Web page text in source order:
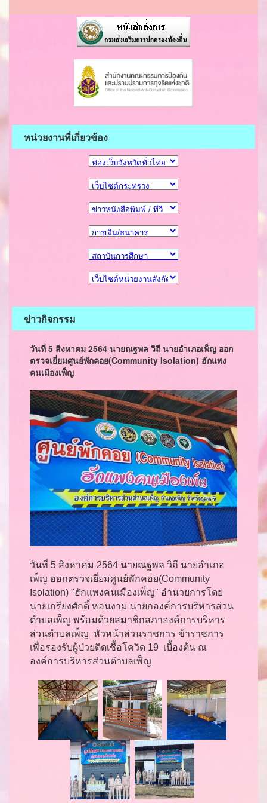
หน่วยงานที่เกี่ยวข้อง
ข่าวกิจกรรม
วันที่ 5 สิงหาคม 2564 นายณฐพล วิถี นายอำเภอเพ็ญ ออก
ตรวจเยี่ยมศูนย์พักคอย(Community Isolation) ฮักแพง
คนเมืองเพ็ญ
วันที่ 5 สิงหาคม 2564 นายณฐพล วิถี นายอำเภอ
เพ็ญ ออกตรวจเยี่ยมศูนย์พักคอย(Community
Isolation) "ฮักแพงคนเมืองเพ็ญ" อำนวยการโดย
นายเกรียงศักดิ์ หอนงาม นายกองค์การบริหารส่วน
ตำบลเพ็ญ พร้อมด้วยสมาชิกสภาองค์การบริหาร
ส่วนตำบลเพ็ญ หัวหน้าส่วนราชการ ข้าราชการ
เพื่อรองรับผู้ป่วยติดเชื้อโควิด 19 เบื้องต้น ณ
องค์การบริหารส่วนตำบลเพ็ญ